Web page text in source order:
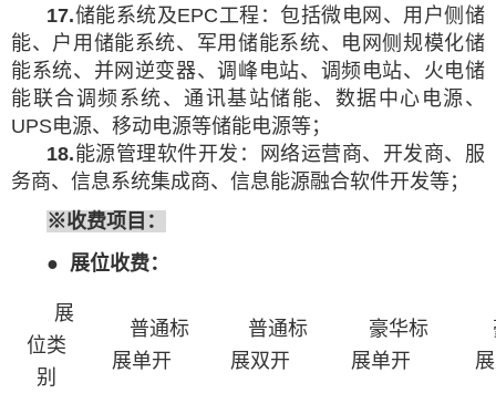
17.储能系统及EPC工程：包括微电网、用户侧储
能、户用储能系统、军用储能系统、电网侧规模化储
能系统、并网逆变器、调峰电站、调频电站、火电储
能联合调频系统、通讯基站储能、数据中心电源、
UPS电源、移动电源等储能电源等；
18.能源管理软件开发：网络运营商、开发商、服
务商、信息系统集成商、信息能源融合软件开发等；
※收费项目 ：
● 展位收费：
展
位类
别
普通标
展单开
普通标
展双开
豪华标
展单开